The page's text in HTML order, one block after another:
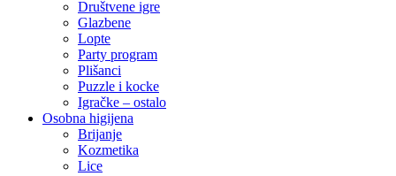
Društvene igre
Glazbene
Lopte
Party program
Plišanci
Puzzle i kocke
Igračke – ostalo
Osobna higijena
Brijanje
Kozmetika
Lice